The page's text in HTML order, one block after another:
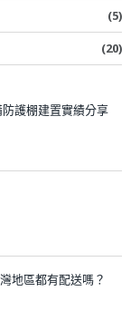
(5)
(20)
護棚建置實績分享
地區都有配送嗎？